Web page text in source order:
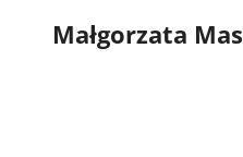
Małgorzata